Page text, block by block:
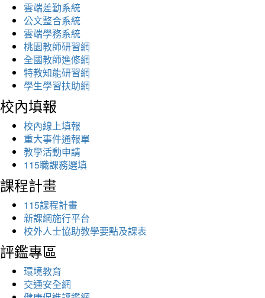
雲端差勤系統
公文整合系統
雲端學務系統
桃園教師研習網
全國教師進修網
特教知能研習網
學生學習扶助網
校內填報
校內線上填報
重大事件通報單
教學活動申請
115職課務選填
課程計畫
115課程計畫
新課綱施行平台
校外人士協助教學要點及課表
評鑑專區
環境教育
交通安全網